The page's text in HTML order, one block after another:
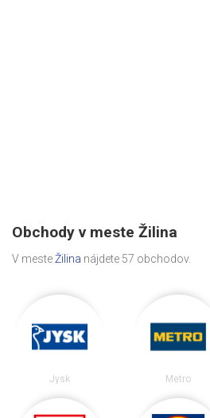
Obchody v meste Žilina
V mesteŽilina nájdete 57 obchodov.
Jysk Metro